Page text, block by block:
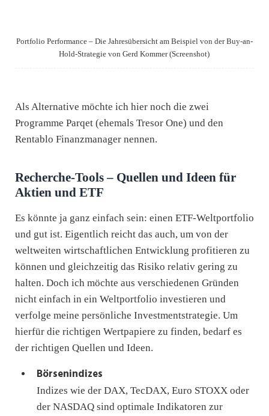
Portfolio Performance – Die Jahresübersicht am Beispiel von der Buy-an-
Hold-Strategie von Gerd Kommer (Screenshot)
Als Alternative möchte ich hier noch die zwei
Programme Parqet (ehemals Tresor One) und den
Rentablo Finanzmanager nennen.
Recherche-Tools – Quellen und Ideen für
Aktien und ETF
Es könnte ja ganz einfach sein: einen ETF-Weltportfolio
und gut ist. Eigentlich reicht das auch, um von der
weltweiten wirtschaftlichen Entwicklung profitieren zu
können und gleichzeitig das Risiko relativ gering zu
halten. Doch ich möchte aus verschiedenen Gründen
nicht einfach in ein Weltportfolio investieren und
verfolge meine persönliche Investmentstrategie. Um
hierfür die richtigen Wertpapiere zu finden, bedarf es
der richtigen Quellen und Ideen.
Börsenindizes
Indizes wie der DAX, TecDAX, Euro STOXX oder
der NASDAQ sind optimale Indikatoren zur